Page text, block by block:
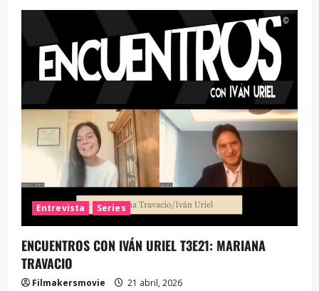
Entrevista Series
ENCUENTROS CON IVÁN URIEL T3E21: MARIANA
TRAVACIO
Filmakersmovie 21 abril, 2026